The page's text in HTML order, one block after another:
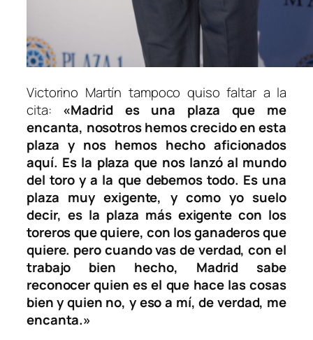
Victorino Martín tampoco quiso faltar a la
cita: «Madrid es una plaza que me
encanta, nosotros hemos crecido en esta
plaza y nos hemos hecho aficionados
aquí. Es la plaza que nos lanzó al mundo
del toro y a la que debemos todo. Es una
plaza muy exigente, y como yo suelo
decir, es la plaza más exigente con los
toreros que quiere, con los ganaderos que
quiere. pero cuando vas de verdad, con el
trabajo bien hecho, Madrid sabe
reconocer quien es el que hace las cosas
bien y quien no, y eso a mí, de verdad, me
encanta.»